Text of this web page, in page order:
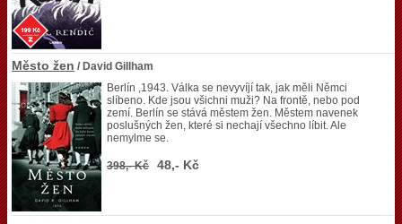
Město žen / David Gillham
Berlín ,1943. Válka se nevyvíjí tak, jak měli Němci
slíbeno. Kde jsou všichni muži? Na frontě, nebo pod
zemí. Berlín se stává městem žen. Městem navenek
poslušných žen, které si nechají všechno líbit. Ale
nemylme se.
398,- Kč 48,- Kč